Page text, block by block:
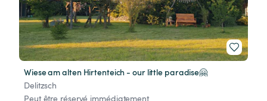
Wiese am alten Hirtenteich - our little paradise🤗
Delitzsch
Peut être réservé immédiatement